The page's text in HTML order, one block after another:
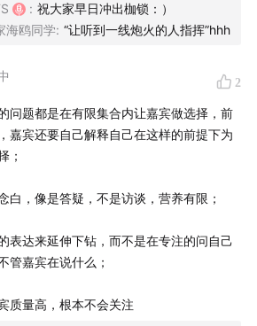
: 祝大家早日冲出枷锁：）
海鸥同学: “让听到一线炮火的人指挥”hhh
2
问题都是在有限集合内让嘉宾做选择，前
嘉宾还要自己解释自己在这样的前提下为
；
白，像是答疑，不是访谈，营养有限；
表达来延伸下钻，而不是在专注的问自己
管嘉宾在说什么；
质量高，根本不会关注